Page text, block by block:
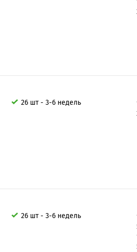
26 шт - 3-6 недель
26 шт - 3-6 недель